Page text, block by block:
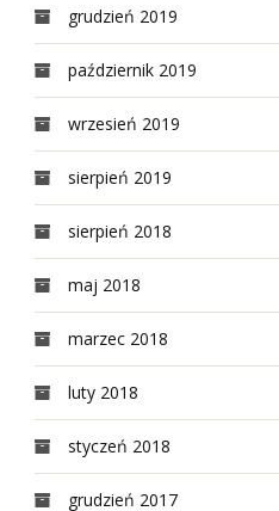
grudzień 2019
październik 2019
wrzesień 2019
sierpień 2019
sierpień 2018
maj 2018
marzec 2018
luty 2018
styczeń 2018
grudzień 2017